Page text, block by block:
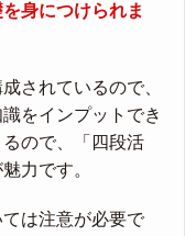
身につけられま
されているので、
をインプットでき
ので、「四段活
力です。
は注意が必要で